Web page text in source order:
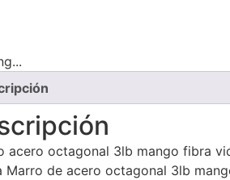
acero octagonal 3lb mango fibra
Marro de acero octagonal 3lb